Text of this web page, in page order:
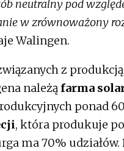
neutralny pod
w zrównoważony
Walingen.
z
należą farma
ponad
, która produkuje
ma 70% udziałów.